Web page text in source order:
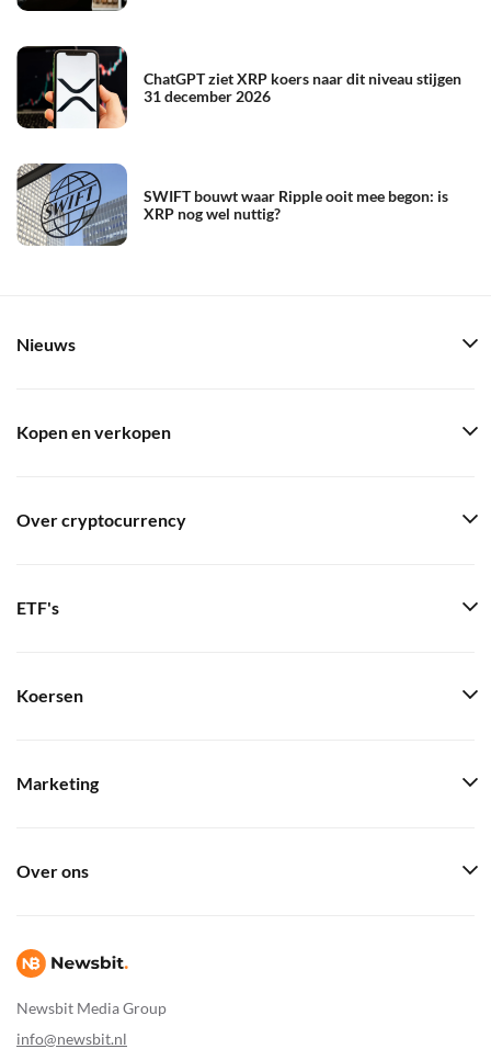
ChatGPT ziet XRP koers naar dit niveau stijgen
31 december 2026
SWIFT bouwt waar Ripple ooit mee begon: is
XRP nog wel nuttig?
Newsbit Media Group
info@newsbit.nl
Nieuws
Kopen en verkopen
Over cryptocurrency
ETF's
Koersen
Marketing
Over ons